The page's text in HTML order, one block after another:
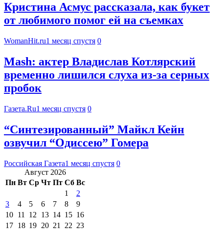
Кристина Асмус рассказала, как букет
от любимого помог ей на съемках
WomanHit.ru1 месяц спустя 0
Mash: актер Владислав Котлярский
временно лишился слуха из-за серных
пробок
Газета.Ru1 месяц спустя 0
“Синтезированный” Майкл Кейн
озвучил “Одиссею” Гомера
Российская Газета1 месяц спустя 0
Август 2026
Пн Вт Ср Чт Пт Сб Вс
1
2
3
4 5 6 7 8
9
10 11 12 13 14 15 16
17 18 19 20 21 22 23